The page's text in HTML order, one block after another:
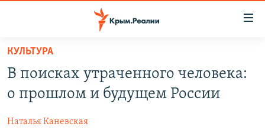
Вернуться
основному
содержанию
Вернутся
КАРТА ВОЕННЫХ ОБЪЕКТОВ КРЫМА
ВОДА
ИСТОРИЯ
КУЛЬТУРА
В поисках утраченного человека:
о прошлом и будущем России
Наталья Каневская